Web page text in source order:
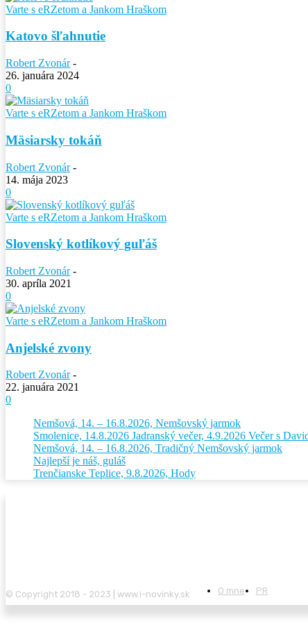
Varte s eRZetom a Jankom Hraškom
Katovo šľahnutie
Robert Zvonár -
26. januára 2024
0
Varte s eRZetom a Jankom Hraškom
Mäsiarsky tokáň
Robert Zvonár -
14. mája 2023
0
Varte s eRZetom a Jankom Hraškom
Slovenský kotlíkový guľáš
Robert Zvonár -
30. apríla 2021
0
Varte s eRZetom a Jankom Hraškom
Anjelské zvony
Robert Zvonár -
22. januára 2021
0
Nemšová, 14. – 16.8.2026, Nemšovský jarmok
Smolenice, 14.8.2026 Jadranský večer, 4.9.2026 Večer s
Nemšová, 14. – 16.8.2026, Tradičný Nemšovský jarmok
Najlepší je náš, guláš
Trenčianske Teplice, 9.8.2026, Hody
© Copyright 2018 - 2023 | www.i-novinky.sk O mne PR